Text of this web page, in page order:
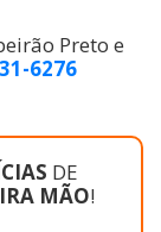
Preto e
6276
DE
MÃO!